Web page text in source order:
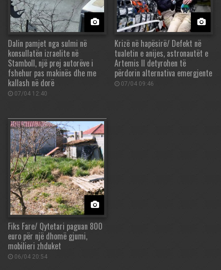
Dalin pamjet nga sulmi në
konsullatën izraelite në
Stamboll, një prej autorëve i
fshehur pas makinës dhe me
kallash në dorë
07/04 12:40
Krizë në hapësirë/ Defekt në
tualetin e anijes, astronautët e
Artemis II detyrohen të
përdorin alternativa emergjente
07/04 09:46
Fiks Fare/ Qytetari paguan 800
euro për një dhomë gjumi,
mobilieri zhduket
06/04 20:54